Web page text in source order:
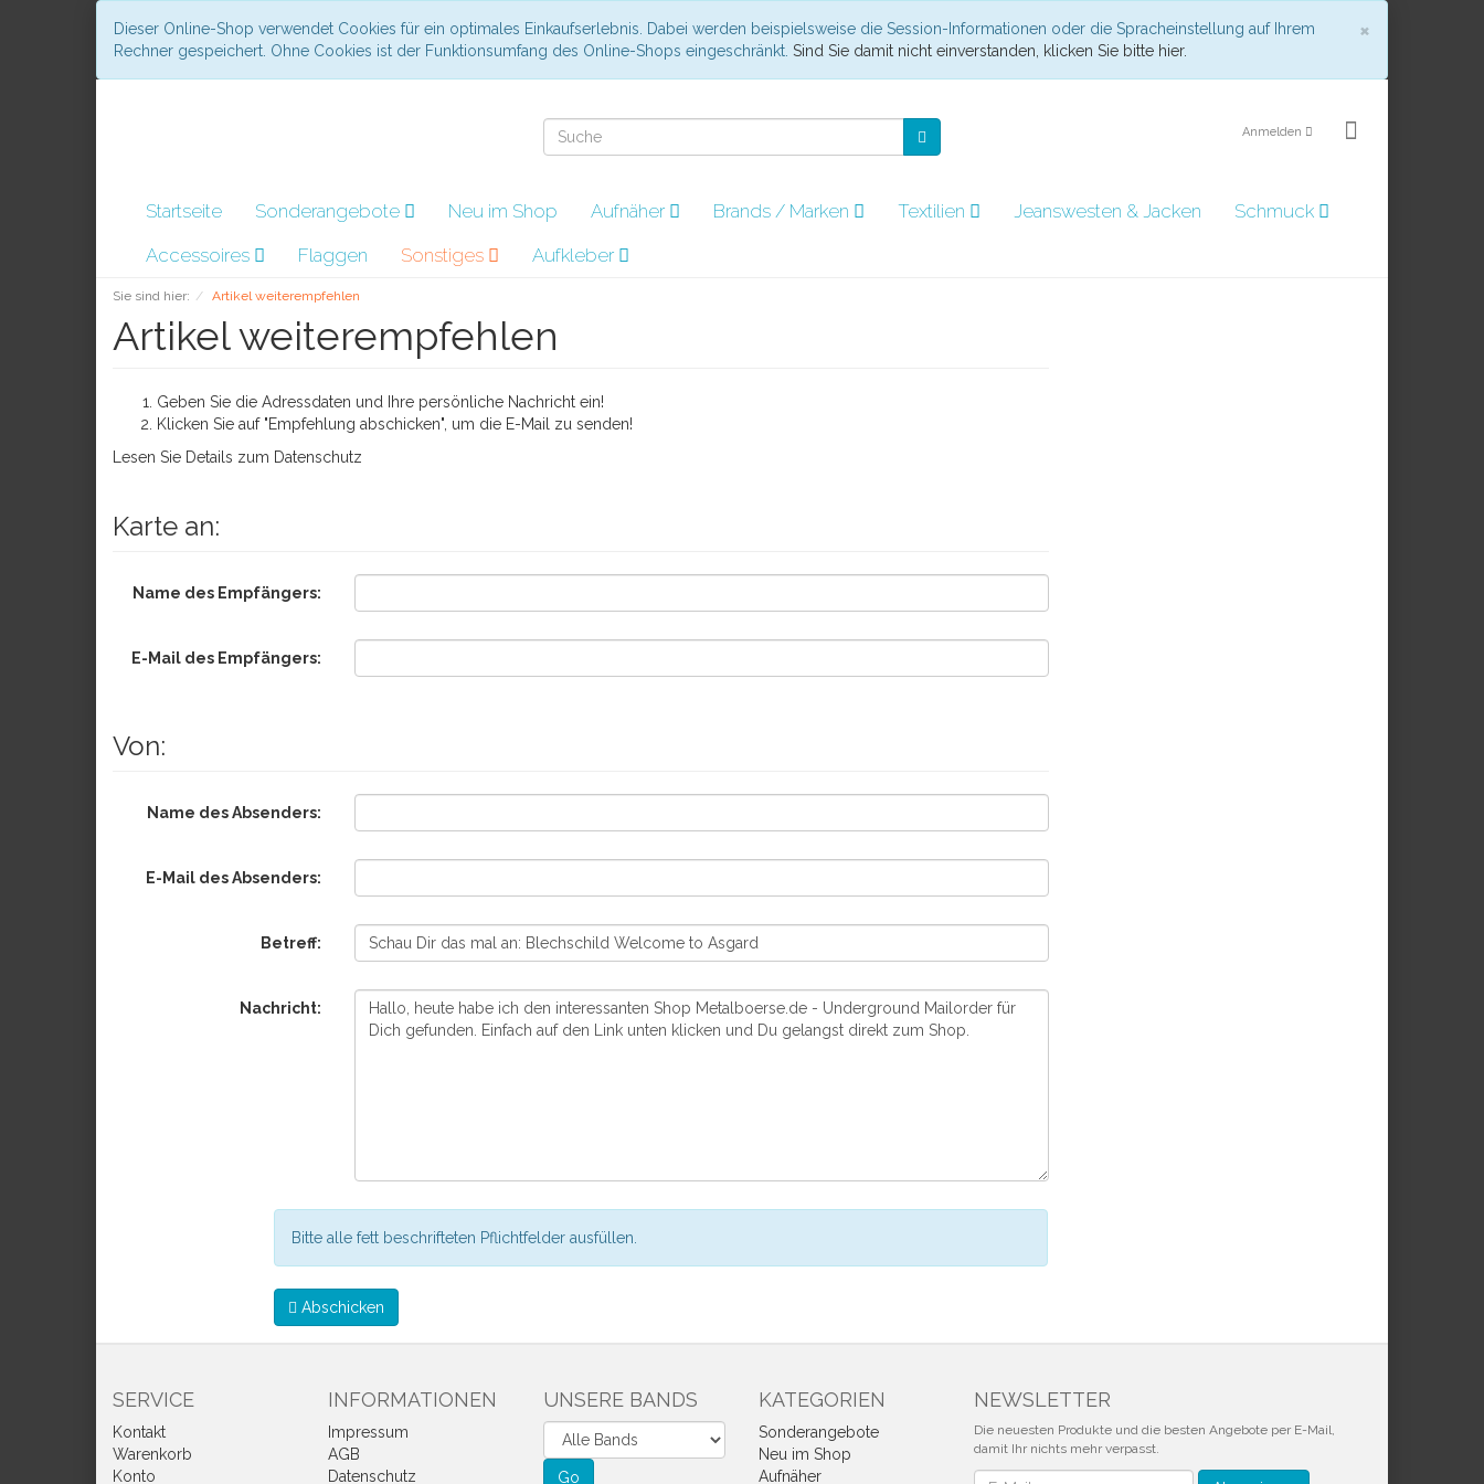
×
Dieser Online-Shop verwendet Cookies für ein optimales Einkaufserlebnis. Dabei werden beispielsweise die Session-Informationen oder die Spracheinstellung auf Ihrem
Rechner gespeichert. Ohne Cookies ist der Funktionsumfang des Online-Shops eingeschränkt. Sind Sie damit nicht einverstanden, klicken Sie bitte hier.
Anmelden
Startseite Sonderangebote Neu im Shop Aufnäher Brands / Marken Textilien Jeanswesten & Jacken
Schmuck
Accessoires
Flaggen Sonstiges Aufkleber
Sie sind hier: Artikel weiterempfehlen
Artikel weiterempfehlen
Geben Sie die Adressdaten und Ihre persönliche Nachricht ein!
Klicken Sie auf "Empfehlung abschicken", um die E-Mail zu senden!
Lesen Sie Details zum Datenschutz
Karte an:
Name des Empfängers:
E-Mail des Empfängers:
Von:
Name des Absenders:
E-Mail des Absenders:
Betreff:
Nachricht:
Bitte alle fett beschrifteten Pflichtfelder ausfüllen.
Abschicken
SERVICE
Kontakt
Warenkorb
Konto
INFORMATIONEN
Impressum
AGB
Datenschutz
UNSERE BANDS KATEGORIEN
Sonderangebote
Neu im Shop
Aufnäher
NEWSLETTER
Die neuesten Produkte und die besten Angebote per E-Mail,
damit Ihr nichts mehr verpasst.
Newsletter